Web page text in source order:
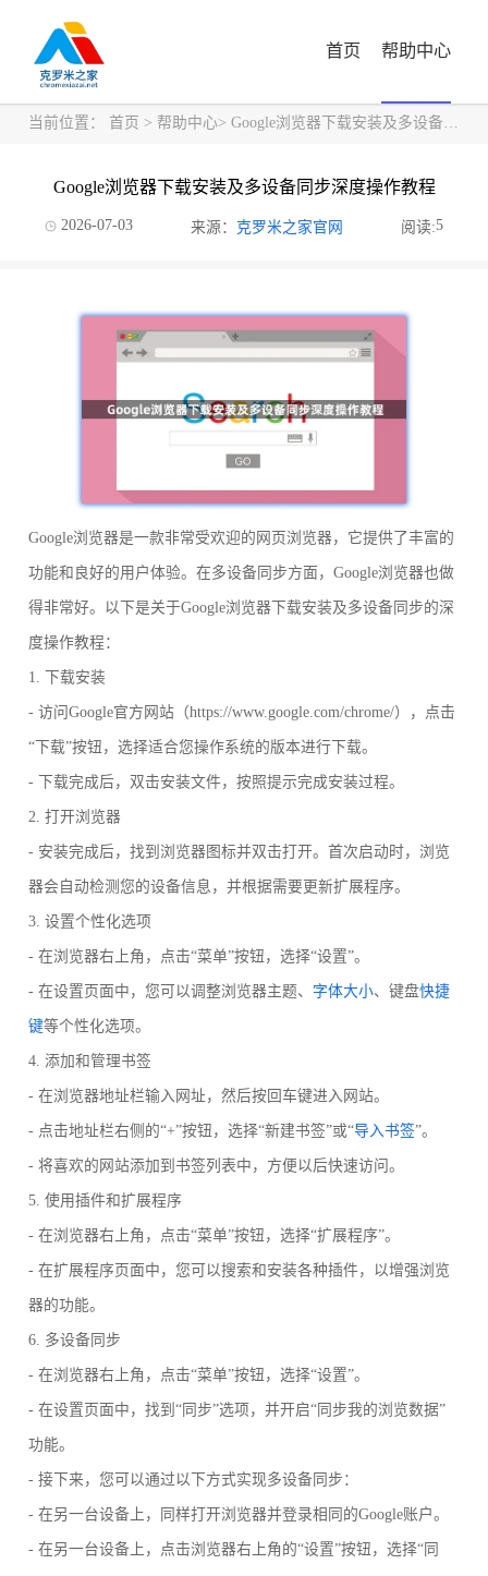
首页 帮助中心
当前位置： 首页 > 帮助中心> Google浏览器下载安装及多设备同步深度操作教程
Google浏览器下载安装及多设备同步深度操作教程
2026-07-03 来源： 克罗米之家官网 阅读:5
Google浏览器是一款非常受欢迎的网页浏览器，它提供了丰富的
功能和良好的用户体验。在多设备同步方面，Google浏览器也做
得非常好。以下是关于Google浏览器下载安装及多设备同步的深
度操作教程：
1. 下载安装
- 访问Google官方网站（https://www.google.com/chrome/），点击
“下载”按钮，选择适合您操作系统的版本进行下载。
- 下载完成后，双击安装文件，按照提示完成安装过程。
2. 打开浏览器
- 安装完成后，找到浏览器图标并双击打开。首次启动时，浏览
器会自动检测您的设备信息，并根据需要更新扩展程序。
3. 设置个性化选项
- 在浏览器右上角，点击“菜单”按钮，选择“设置”。
- 在设置页面中，您可以调整浏览器主题、 字体大小、键盘快捷
键等个性化选项。
4. 添加和管理书签
- 在浏览器地址栏输入网址，然后按回车键进入网站。
- 点击地址栏右侧的“+”按钮，选择“新建书签”或“导入书签”。
- 将喜欢的网站添加到书签列表中，方便以后快速访问。
5. 使用插件和扩展程序
- 在浏览器右上角，点击“菜单”按钮，选择“扩展程序”。
- 在扩展程序页面中，您可以搜索和安装各种插件，以增强浏览
器的功能。
6. 多设备同步
- 在浏览器右上角，点击“菜单”按钮，选择“设置”。
- 在设置页面中，找到“同步”选项，并开启“同步我的浏览数据”
功能。
- 接下来，您可以通过以下方式实现多设备同步：
- 在另一台设备上，同样打开浏览器并登录相同的Google账户。
- 在另一台设备上，点击浏览器右上角的“设置”按钮，选择“同